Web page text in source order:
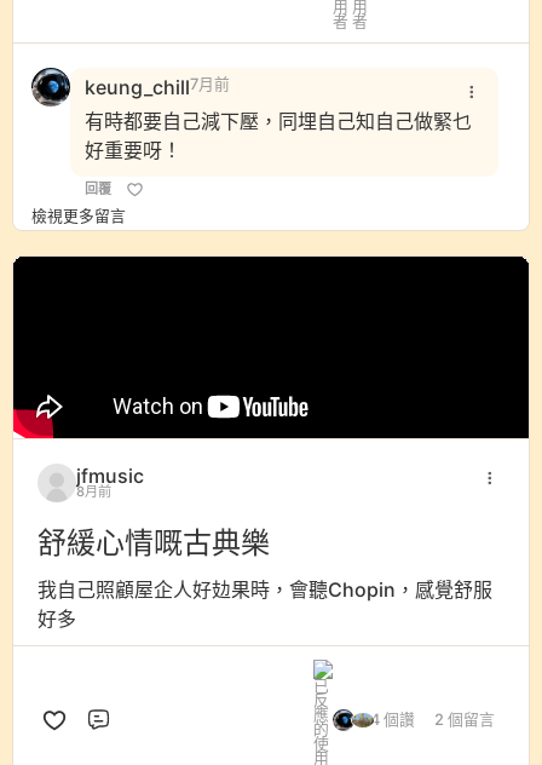
keung_chill7月前
有時都要自己減下壓，同埋自己知自己做緊乜
好重要呀！
回覆
檢視更多留言
jfmusic
8月前
舒緩心情嘅古典樂
我自己照顧屋企人好攰果時，會聽Chopin，感覺舒服
好多
4 個讚 2 個留言